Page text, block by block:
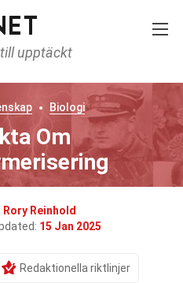
upptäckt
Biologi
Om
Rory Reinhold
15 Jan 2025
Redaktionella riktlinjer